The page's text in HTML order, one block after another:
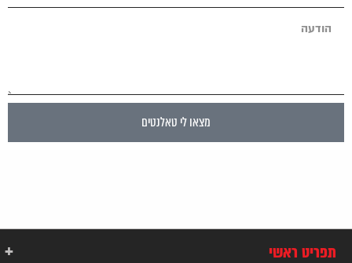
מצאו לי טאלנטים
תפריט ראשי